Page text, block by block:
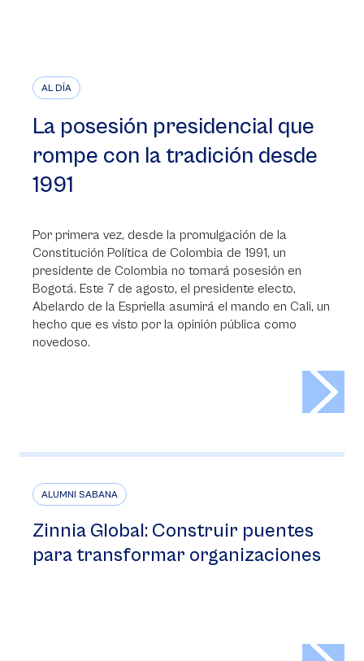
AL DÍA
La posesión presidencial que
rompe con la tradición desde
1991
Por primera vez, desde la promulgación de la
Constitución Política de Colombia de 1991, un
presidente de Colombia no tomará posesión en
Bogotá. Este 7 de agosto, el presidente electo,
Abelardo de la Espriella asumirá el mando en Cali, un
hecho que es visto por la opinión pública como
novedoso.
ALUMNI SABANA
Zinnia Global: Construir puentes
para transformar organizaciones